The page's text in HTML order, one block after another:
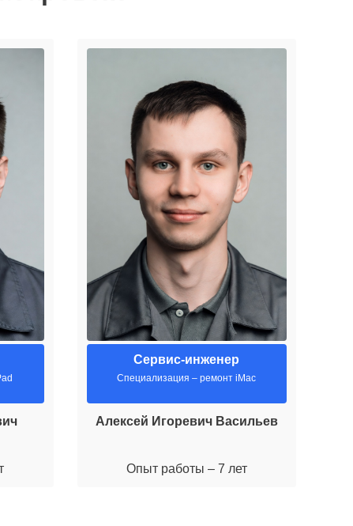
Сервис-инженер
Специализация – ремонт iMac
Алексей Игоревич Васильев
Опыт работы – 7 лет